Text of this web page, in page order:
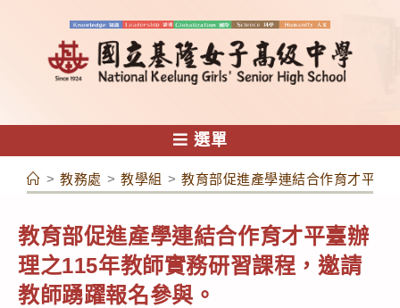
容
選單
> 教務處 > 教學組 > 教育部促進產學連結合作育才平臺
教育部促進產學連結合作育才平臺辦
理之115年教師實務研習課程，邀請
教師踴躍報名參與。